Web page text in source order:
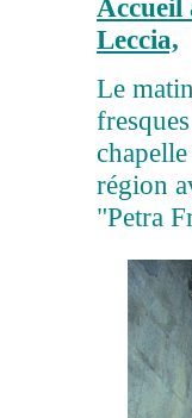
Accueil
Leccia,
Le
région
"Petra